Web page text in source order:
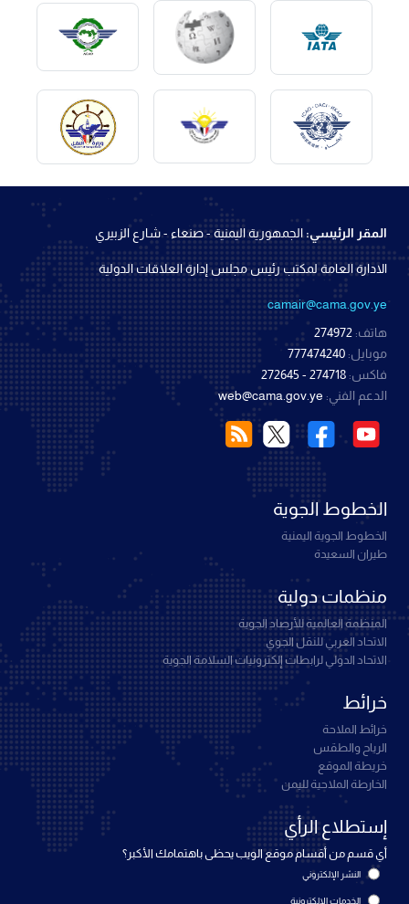
المقر الرئيسي:الجمهورية اليمنية - صنعاء - شارع الزبيري
الادارة العامة لمكتب رئيس مجلس إدارة العلاقات الدولية
camair@cama.gov.ye
هاتف: 274972
موبايل: 777474240
فاكس: 274718 - 272645
الدعم الفني: web@cama.gov.ye
الخطوط الجوية
الخطوط الجوية اليمنية
طيران السعيدة
منظمات دولية
المنظمة العالمية للأرصاد الجوية
الاتحاد العربي للنقل الجوي
الاتحاد الدولي لرابطات إلكترونيات السلامة الجوية
خرائط
خرائط الملاحة
الرياح والطقس
خريطة الموقع
الخارطة الملاحية لليمن
إستطلاع الرأي
أي قسم من أقسام موقع الويب يحظى باهتمامك الأكبر؟
النشر الإلكتروني
الخدمات الإلكترونية